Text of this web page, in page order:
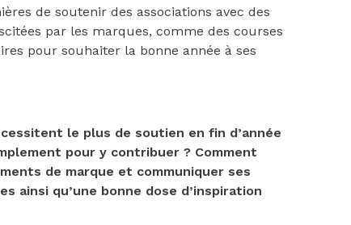
de soutenir des associations avec des
par les marques, comme des courses
pour souhaiter la bonne année à ses
le plus de soutien en fin d’année
pour y contribuer ? Comment
de marque et communiquer ses
ainsi qu’une bonne dose d’inspiration